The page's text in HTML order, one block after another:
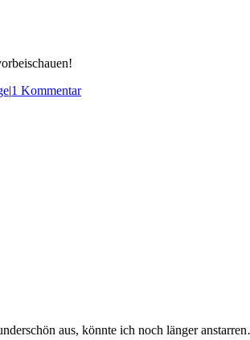
|1 Kommentar
aus, könnte ich noch länger